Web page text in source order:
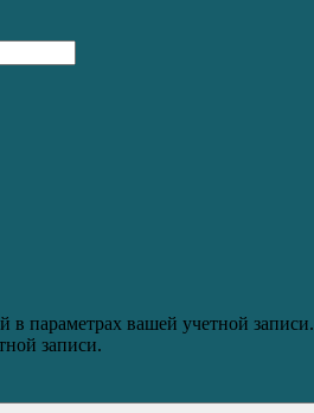
в параметрах вашей учетной
записи.